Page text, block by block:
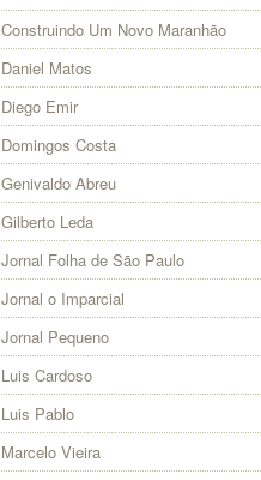
Construindo Um Novo Maranhão
Daniel Matos
Diego Emir
Domingos Costa
Genivaldo Abreu
Gilberto Leda
Jornal Folha de São Paulo
Jornal o Imparcial
Jornal Pequeno
Luis Cardoso
Luis Pablo
Marcelo Vieira